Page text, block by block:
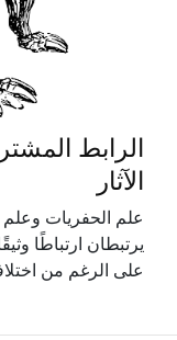
الرابط
الآثار
علم الحفريات وعلم
يرتبطان ارتباطًا
على الرغم من